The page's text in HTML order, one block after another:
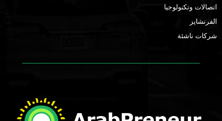
اتصالات وتكنولوجيا
الفرنشايز
شركات ناشئة